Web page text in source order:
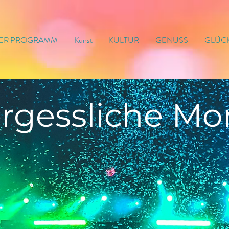
PROGRAMM Kunst KULTUR GENUSS